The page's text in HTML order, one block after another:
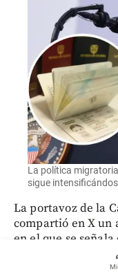
Mi
La política
sigue
La portavoz de la
compartió en X
en el que se
amplió el control
de visados para